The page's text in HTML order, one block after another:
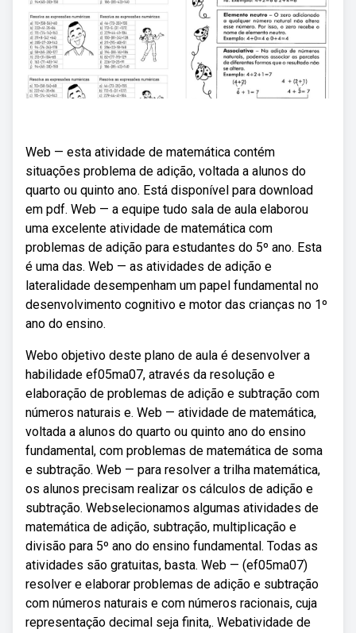
Web — esta atividade de matemática contém
situações problema de adição, voltada a alunos do
quarto ou quinto ano. Está disponível para download
em pdf. Web — a equipe tudo sala de aula elaborou
uma excelente atividade de matemática com
problemas de adição para estudantes do 5º ano. Esta
é uma das. Web — as atividades de adição e
lateralidade desempenham um papel fundamental no
desenvolvimento cognitivo e motor das crianças no 1º
ano do ensino.
Webo objetivo deste plano de aula é desenvolver a
habilidade ef05ma07, através da resolução e
elaboração de problemas de adição e subtração com
números naturais e. Web — atividade de matemática,
voltada a alunos do quarto ou quinto ano do ensino
fundamental, com problemas de matemática de soma
e subtração. Web — para resolver a trilha matemática,
os alunos precisam realizar os cálculos de adição e
subtração. Webselecionamos algumas atividades de
matemática de adição, subtração, multiplicação e
divisão para 5º ano do ensino fundamental. Todas as
atividades são gratuitas, basta. Web — (ef05ma07)
resolver e elaborar problemas de adição e subtração
com números naturais e com números racionais, cuja
representação decimal seja finita,. Webatividade de